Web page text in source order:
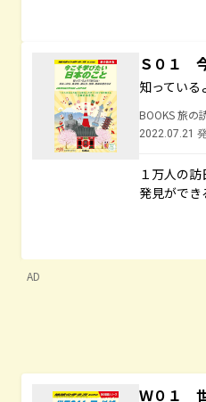
Ｓ０１
知ってい
BOOKS 旅の
2022.07.21
１万人の
発見ができ
AD
Ｗ０１